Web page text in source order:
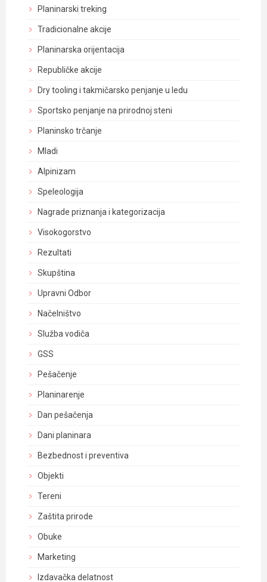
Planinarski treking
Tradicionalne akcije
Planinarska orijentacija
Republičke akcije
Dry tooling i takmičarsko penjanje u ledu
Sportsko penjanje na prirodnoj steni
Planinsko trčanje
Mladi
Alpinizam
Speleologija
Nagrade priznanja i kategorizacija
Visokogorstvo
Rezultati
Skupština
Upravni Odbor
Načelništvo
Služba vodiča
GSS
Pešačenje
Planinarenje
Dan pešačenja
Dani planinara
Bezbednost i preventiva
Objekti
Tereni
Zaštita prirode
Obuke
Marketing
Izdavačka delatnost